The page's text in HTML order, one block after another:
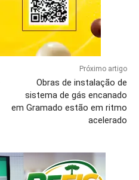
Próximo artigo
Obras de instalação de
sistema de gás encanado
em Gramado estão em ritmo
acelerado